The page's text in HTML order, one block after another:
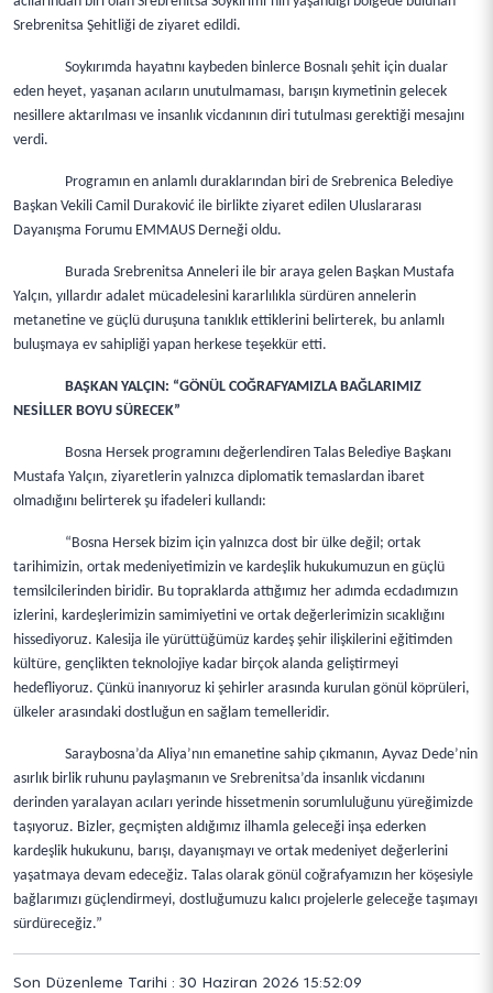
Srebrenitsa Şehitliği de ziyaret edildi.
Soykırımda hayatını kaybeden binlerce Bosnalı şehit için dualar
eden heyet, yaşanan acıların unutulmaması, barışın kıymetinin gelecek
nesillere aktarılması ve insanlık vicdanının diri tutulması gerektiği mesajını
verdi.
Programın en anlamlı duraklarından biri de Srebrenica Belediye
Başkan Vekili Camil Duraković ile birlikte ziyaret edilen Uluslararası
Dayanışma Forumu EMMAUS Derneği oldu.
Burada Srebrenitsa Anneleri ile bir araya gelen Başkan Mustafa
Yalçın, yıllardır adalet mücadelesini kararlılıkla sürdüren annelerin
metanetine ve güçlü duruşuna tanıklık ettiklerini belirterek, bu anlamlı
buluşmaya ev sahipliği yapan herkese teşekkür etti.
BAŞKAN YALÇIN: “GÖNÜL COĞRAFYAMIZLA BAĞLARIMIZ
NESİLLER BOYU SÜRECEK”
Bosna Hersek programını değerlendiren Talas Belediye Başkanı
Mustafa Yalçın, ziyaretlerin yalnızca diplomatik temaslardan ibaret
olmadığını belirterek şu ifadeleri kullandı:
“Bosna Hersek bizim için yalnızca dost bir ülke değil; ortak
tarihimizin, ortak medeniyetimizin ve kardeşlik hukukumuzun en güçlü
temsilcilerinden biridir. Bu topraklarda attığımız her adımda ecdadımızın
izlerini, kardeşlerimizin samimiyetini ve ortak değerlerimizin sıcaklığını
hissediyoruz. Kalesija ile yürüttüğümüz kardeş şehir ilişkilerini eğitimden
kültüre, gençlikten teknolojiye kadar birçok alanda geliştirmeyi
hedefliyoruz. Çünkü inanıyoruz ki şehirler arasında kurulan gönül köprüleri,
ülkeler arasındaki dostluğun en sağlam temelleridir.
Saraybosna’da Aliya’nın emanetine sahip çıkmanın, Ayvaz Dede’nin
asırlık birlik ruhunu paylaşmanın ve Srebrenitsa’da insanlık vicdanını
derinden yaralayan acıları yerinde hissetmenin sorumluluğunu yüreğimizde
taşıyoruz. Bizler, geçmişten aldığımız ilhamla geleceği inşa ederken
kardeşlik hukukunu, barışı, dayanışmayı ve ortak medeniyet değerlerini
yaşatmaya devam edeceğiz. Talas olarak gönül coğrafyamızın her köşesiyle
bağlarımızı güçlendirmeyi, dostluğumuzu kalıcı projelerle geleceğe taşımayı
sürdüreceğiz.”
Son Düzenleme Tarihi : 30 Haziran 2026 15:52:09